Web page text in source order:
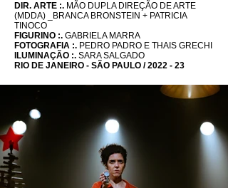
DIR. ARTE :. MÃO DUPLA DIREÇÃO DE ARTE
(MDDA)
_BRANCA BRONSTEIN + PATRICIA
TINOCO
FIGURINO :. GABRIELA MARRA
FOTOGRAFIA :. PEDRO PADRO E THAIS GRECHI
ILUMINAÇÃO :. SARA SALGADO
RIO DE JANEIRO - SÃO PAULO / 2022 - 23